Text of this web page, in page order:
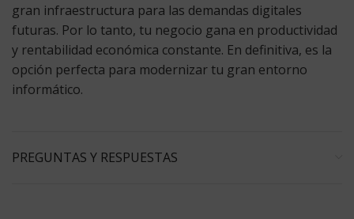
gran infraestructura para las demandas digitales
futuras. Por lo tanto, tu negocio gana en productividad
y rentabilidad económica constante. En definitiva, es la
opción perfecta para modernizar tu gran entorno
informático.
PREGUNTAS Y RESPUESTAS